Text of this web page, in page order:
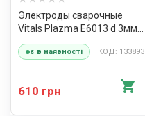
Электроды сварочные
Vitals Plazma E6013 d 3мм,
X 5кг
є в наявності КОД: 133893
610 грн